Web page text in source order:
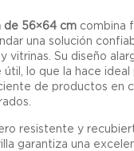
de 56×64 cm combina
una solución
vitrinas. Su diseño
lo que la hace ideal
de productos en
resistente y
garantiza una